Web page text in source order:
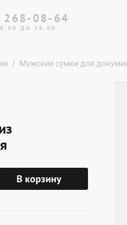
268-08-64
ДО 18.00
Мужские сумки для
В корзину